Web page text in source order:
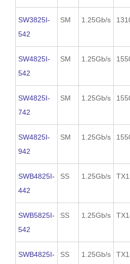
SW3825I-
542
SM 1.25Gb/s
SW4825I-
542
SM 1.25Gb/s
SW4825I-
742
SM 1.25Gb/s
SW4825I-
942
SM 1.25Gb/s
SWB4825I-
442
SS 1.25Gb/s
SWB5825I-
542
SS 1.25Gb/s
SWB4825I-
SS 1.25Gb/s